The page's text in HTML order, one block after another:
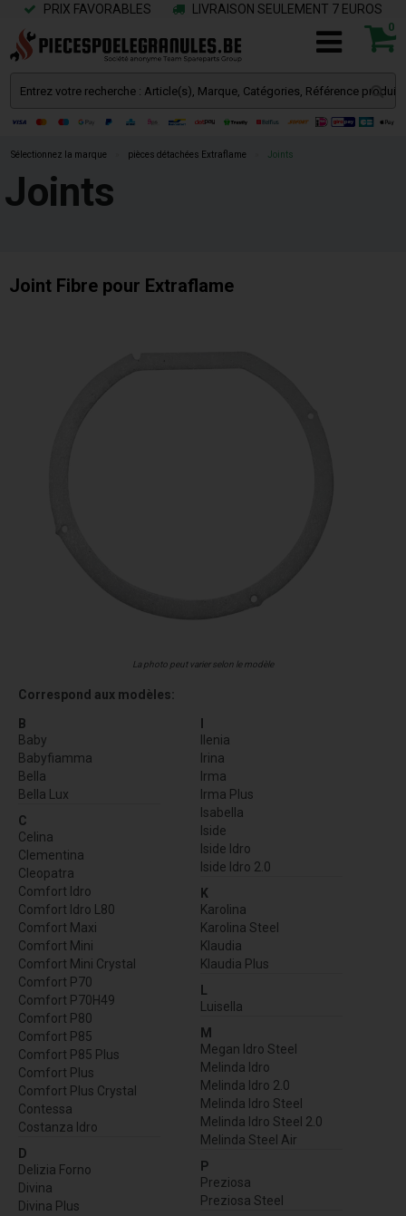
PRIX FAVORABLES LIVRAISON SEULEMENT 7 EUROS
0
Sélectionnez la marque pièces détachées Extraflame Joints
Joints
Joint Fibre pour Extraflame
La photo peut varier selon le modèle
Correspond aux modèles:
B
Baby
Babyfiamma
Bella
Bella Lux
C
Celina
Clementina
Cleopatra
Comfort Idro
Comfort Idro L80
Comfort Maxi
Comfort Mini
Comfort Mini Crystal
Comfort P70
Comfort P70H49
Comfort P80
Comfort P85
Comfort P85 Plus
Comfort Plus
Comfort Plus Crystal
Contessa
Costanza Idro
D
Delizia Forno
Divina
Divina Plus
Ilenia
Irina
Irma
Irma Plus
Isabella
Iside
Iside Idro
Iside Idro 2.0
K
Karolina
Karolina Steel
Klaudia
Klaudia Plus
L
Luisella
M
Megan Idro Steel
Melinda Idro
Melinda Idro 2.0
Melinda Idro Steel
Melinda Idro Steel 2.0
Melinda Steel Air
P
Preziosa
Preziosa Steel